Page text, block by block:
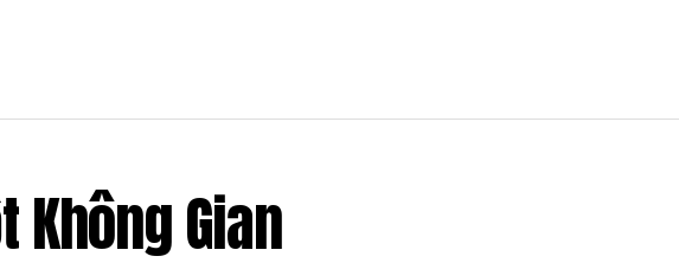
Không Gian